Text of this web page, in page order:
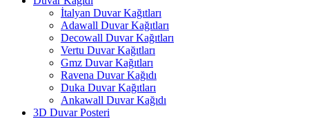
İtalyan Duvar Kağıtları
Adawall Duvar Kağıtları
Decowall Duvar Kağıtları
Vertu Duvar Kağıtları
Gmz Duvar Kağıtları
Ravena Duvar Kağıdı
Duka Duvar Kağıtları
Ankawall Duvar Kağıdı
3D Duvar Posteri